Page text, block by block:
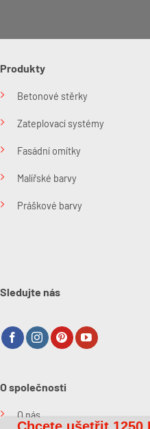
Produkty
Betonové stěrky
Zateplovací systémy
Fasádní omítky
Malířské barvy
Práškové barvy
Sledujte nás
O společnosti
O nás